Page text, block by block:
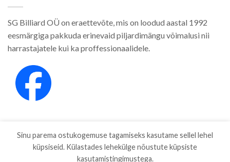
SG Billiard OÜ on eraettevõte, mis on loodud aastal 1992
eesmärgiga pakkuda erinevaid piljardimängu võimalusi nii
harrastajatele kui ka proffessionaalidele.
Sinu parema ostukogemuse tagamiseks kasutame sellel lehel
küpsiseid. Külastades lehekülge nõustute küpsiste
kasutamistingimustega.